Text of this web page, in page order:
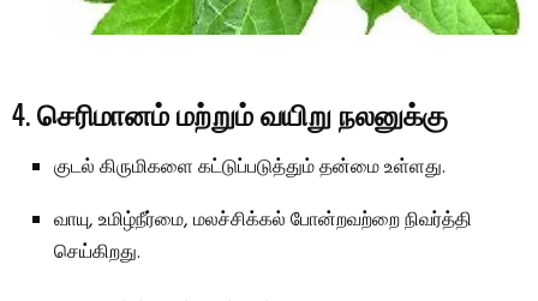
4.செரிமானம் மற்றும் வயிறு நலனுக்கு
குடல் கிருமிகளை கட்டுப்படுத்தும் தன்மை உள்ளது.
வாயு, உமிழ்நீர்மை, மலச்சிக்கல் போன்றவற்றை நிவர்த்தி
செய்கிறது.